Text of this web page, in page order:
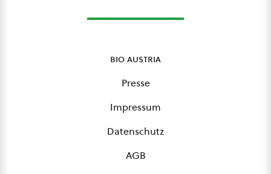
bio austria
Presse
Impressum
Datenschutz
AGB